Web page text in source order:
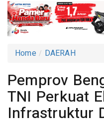
Home DAERAH
Pemprov
TNI Perkuat
Infrastruktur